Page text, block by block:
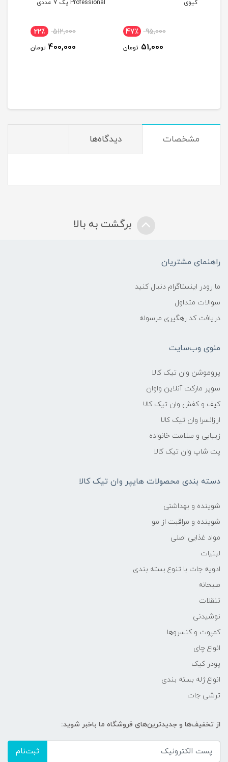
کیوی
95,000 47٪
51,000 تومان
Professional پک 7 عددی
512,000 22٪
400,000 تومان
مشخصات دیدگاه‌ها
برگشت به بالا
راهنمای مشتریان
ما رودر اینستاگرام دنبال کنید
سوالات متداول
دریافت کد رهگیری مرسوله
منوی وب‌سایت
پروموشن وان تیک کالا
سوپر مارکت آنلاین واوان
کیف و کفش وان تیک کالا
ارزانسرا وان تیک کالا
زیبایی و سلامت خانواده
پت شاپ وان تیک کالا
دسته بندی محصولات هایپر وان تیک کالا
شوینده و بهداشتی
شوینده و مراقبت از مو
مواد غذایی اصلی
لبنیات
ادویه جات با تنوع بسته بندی
صبحانه
تنقلات
نوشیدنی
کمپوت و کنسروها
انواع چای
پودر کیک
انواع ژله بسته بندی
ترشی جات
از تخفیف‌ها و جدیدترین‌های فروشگاه ما باخبر شوید:
ثبت‌نام